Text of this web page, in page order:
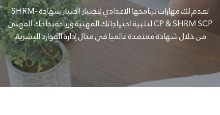
تقدم لك مهارات برنامجها الاعدادي لاجتياز اختبار شهادة SHRM-
CP & SHRM SCP لتلبية احتياجاتك المهنية وزيادة نجاحك المهني
من خلال شهادة معتمدة عالميا في مجال إدارة الموارد البشرية.